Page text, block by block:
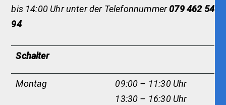
bis 14:00 Uhr unter der Telefonnummer079 462 54
94
Schalter
Montag
09:00 – 11:30 Uhr
13:30 – 16:30 Uhr